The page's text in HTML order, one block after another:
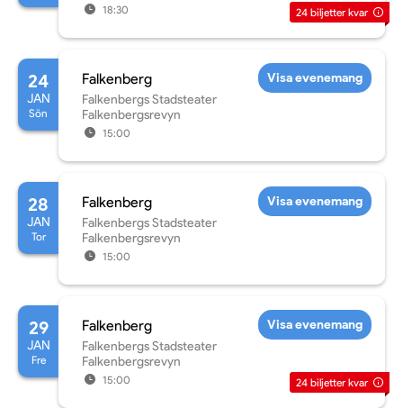
18:30 24 biljetter kvar
24
JAN
Sön
Falkenberg
Falkenbergs Stadsteater
Falkenbergsrevyn
15:00
Visa evenemang
28
JAN
Tor
Falkenberg
Falkenbergs Stadsteater
Falkenbergsrevyn
15:00
Visa evenemang
29
JAN
Fre
Falkenberg
Falkenbergs Stadsteater
Falkenbergsrevyn
15:00
Visa evenemang
24 biljetter kvar